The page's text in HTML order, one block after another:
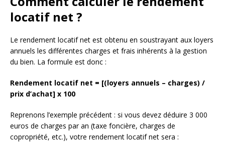
locatif net ?
Le rendement locatif net est obtenu en soustrayant aux loyers
annuels les différentes charges et frais inhérents à la gestion
du bien. La formule est donc :
Rendement locatif net = [(loyers annuels – charges) /
prix d’achat] x 100
Reprenons l’exemple précédent : si vous devez déduire 3 000
euros de charges par an (taxe foncière, charges de
copropriété, etc.), votre rendement locatif net sera :